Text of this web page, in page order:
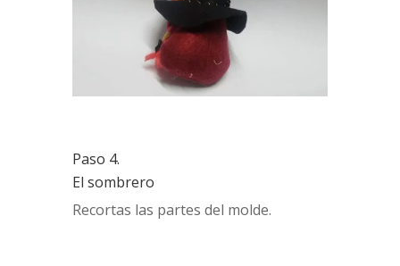
Paso 4.
El sombrero
Recortas las partes del molde.